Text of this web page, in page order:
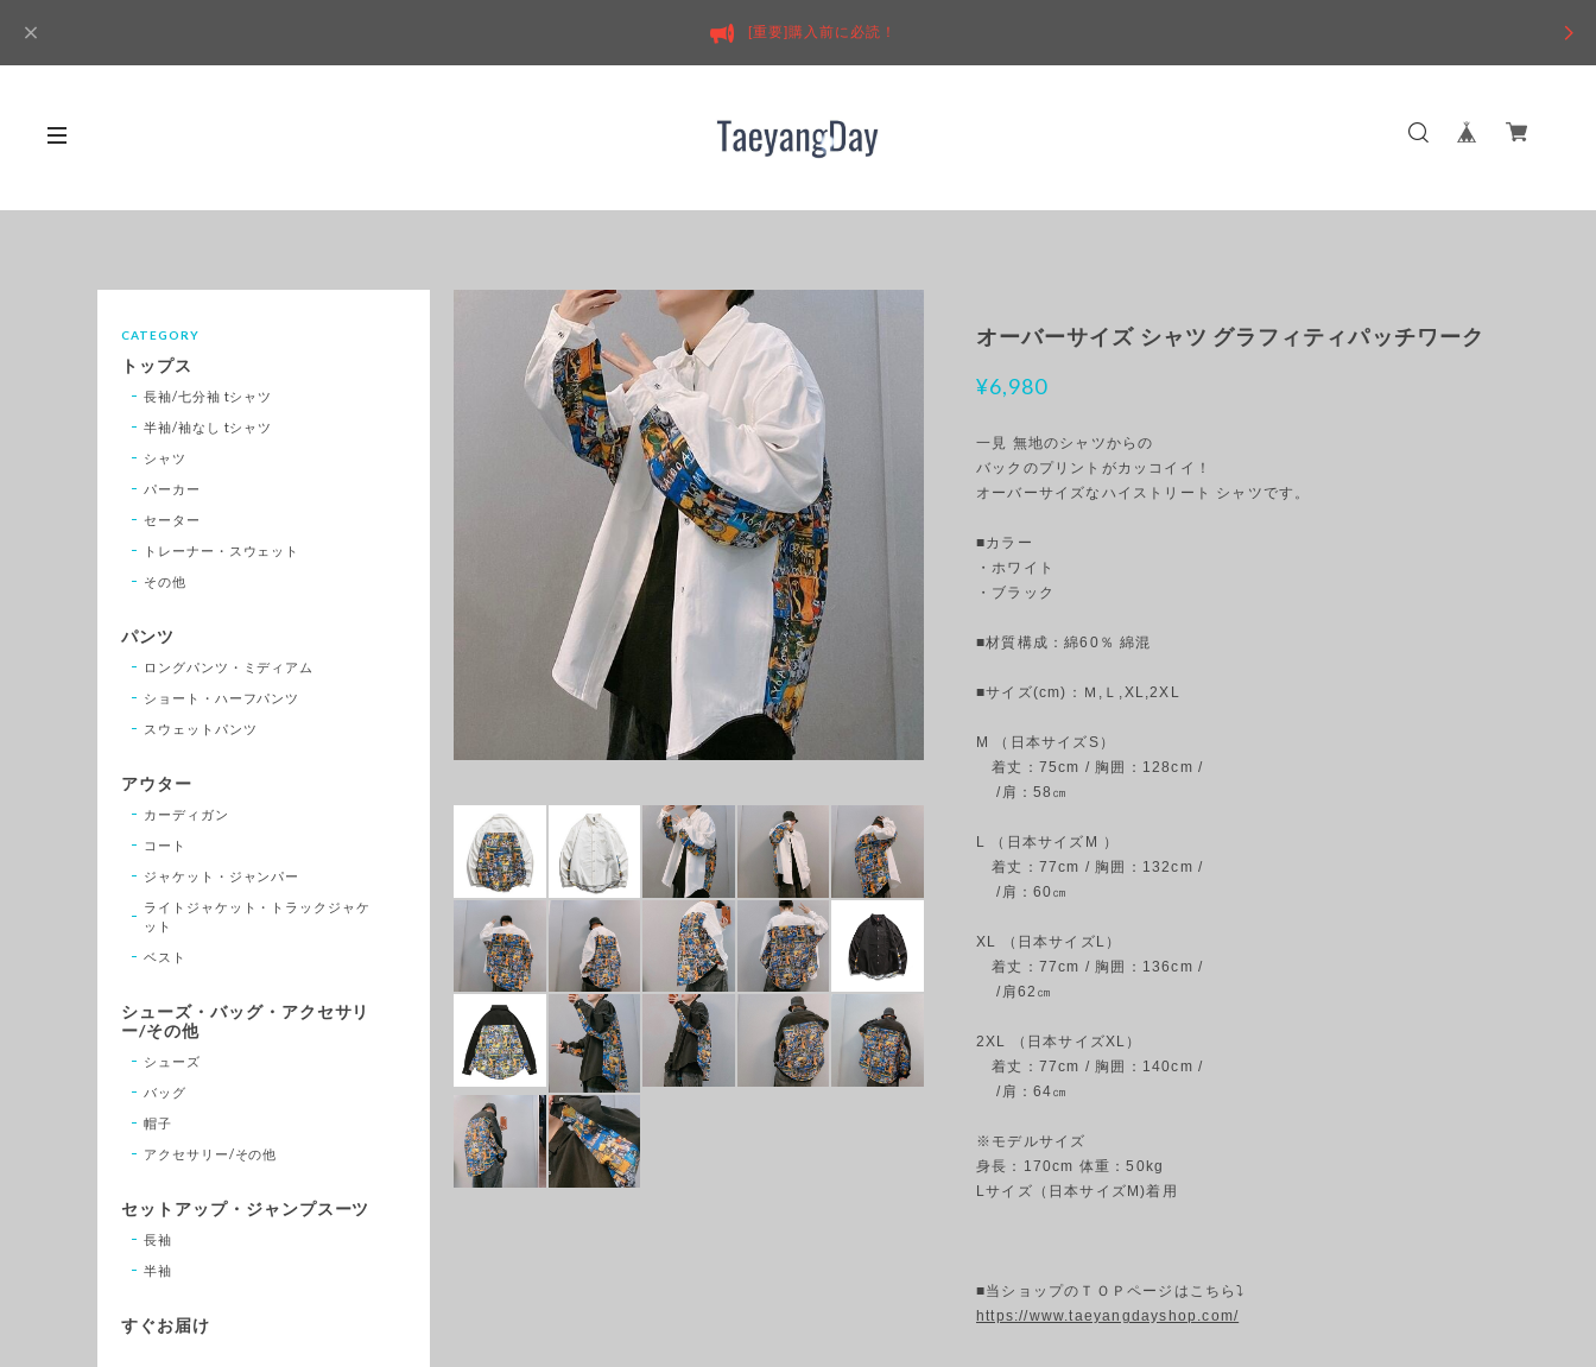
[重要]購入前に必読！
オーバーサイズ シャツ グラフィティパッチワーク
¥6,980
一見 無地のシャツからの
バックのプリントがカッコイイ！
オーバーサイズなハイストリート シャツです。
■カラー
・ホワイト
・ブラック
■材質構成：綿60％ 綿混
■サイズ(cm)：Ｍ,Ｌ,XL,2XL
M （日本サイズS）
着丈：75cm / 胸囲：128cm /
/肩：58㎝
L （日本サイズM ）
着丈：77cm / 胸囲：132cm /
/肩：60㎝
XL （日本サイズL）
着丈：77cm / 胸囲：136cm /
/肩62㎝
2XL （日本サイズXL）
着丈：77cm / 胸囲：140cm /
/肩：64㎝
※モデルサイズ
身長：170cm 体重：50kg
Lサイズ（日本サイズM)着用
■当ショップのＴＯＰページはこちら⤵
https://www.taeyangdayshop.com/
CATEGORY
トップス
長袖/七分袖 tシャツ
半袖/袖なし tシャツ
シャツ
パーカー
セーター
トレーナー・スウェット
その他
パンツ
ロングパンツ・ミディアム
ショート・ハーフパンツ
スウェットパンツ
アウター
カーディガン
コート
ジャケット・ジャンパー
ライトジャケット・トラックジャケ
ット
ベスト
シューズ・バッグ・アクセサリ
ー/その他
シューズ
バッグ
帽子
アクセサリー/その他
セットアップ・ジャンプスーツ
長袖
半袖
すぐお届け